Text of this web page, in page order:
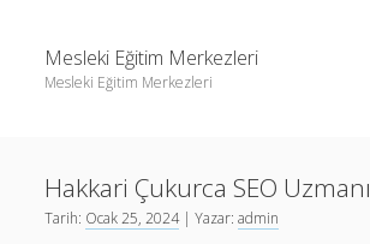
Mesleki Eğitim Merkezleri
Mesleki Eğitim Merkezleri
Liste
Sayfa Listesi
Hakkari Çukurca SEO Uzmanı
Tarih: Ocak 25, 2024| Yazar:admin